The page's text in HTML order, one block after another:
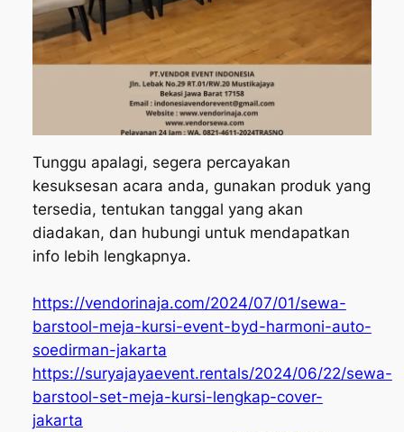
Tunggu apalagi, segera percayakan
kesuksesan acara anda, gunakan produk yang
tersedia, tentukan tanggal yang akan
diadakan, dan hubungi untuk mendapatkan
info lebih lengkapnya.
https://vendorinaja.com/2024/07/01/sewa-
barstool-meja-kursi-event-byd-harmoni-auto-
soedirman-jakarta
https://suryajayaevent.rentals/2024/06/22/sewa-
barstool-set-meja-kursi-lengkap-cover-
jakarta